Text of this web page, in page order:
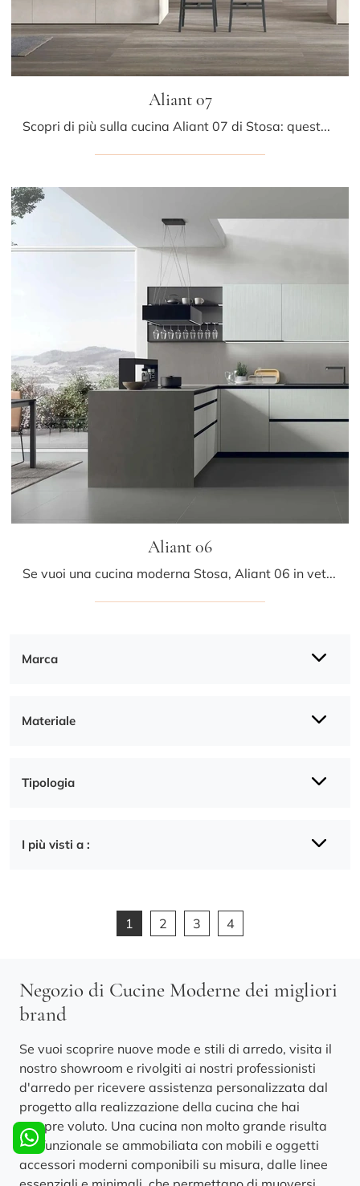
Marca
Materiale
Tipologia
I più visti a :
Aliant 07
Scopri di più sulla cucina Aliant 07 di Stosa: questa soluzione in vetro sarà l'acquisto ideale per te!
Aliant 06
Se vuoi una cucina moderna Stosa, Aliant 06 in vetro ti sta aspettando nel nostro negozio di Cucine Moderne con penisola.
1 2 3 4
Negozio di Cucine Moderne dei migliori
brand
Se vuoi scoprire nuove mode e stili di arredo, visita il
nostro showroom e rivolgiti ai nostri professionisti
d'arredo per ricevere assistenza personalizzata dal
progetto alla realizzazione della cucina che hai
sempre voluto. Una cucina non molto grande risulta
più funzionale se ammobiliata con mobili e oggetti
accessori moderni componibili su misura, dalle linee